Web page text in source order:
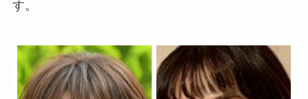
す。